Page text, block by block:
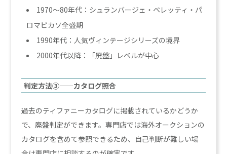
1970〜80年代：シュランバージェ・ペレッティ・パ
ロマピカソ全盛期
1990年代：人気ヴィンテージシリーズの境界
2000年代以降：「廃盤」レベルが中心
判定方法③——カタログ照合
過去のティファニーカタログに掲載されているかどうか
で、廃盤判定ができます。専門店では海外オークションの
カタログを含めて参照できるため、自己判断が難しい場